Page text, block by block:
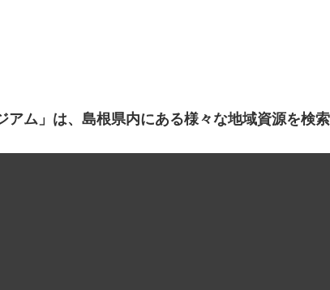
アム」は、島根県内にある様々な地域資源を検